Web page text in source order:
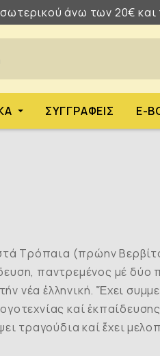
άνω των 20€
ΣΥΓΓΡΑΦΕΊΣ E-
Τρόπαια (πρώην
παντρεμένος μέ δύο
νέα ἑλληνική. Ἔχει
καί
τραγούδια καί ἔχει